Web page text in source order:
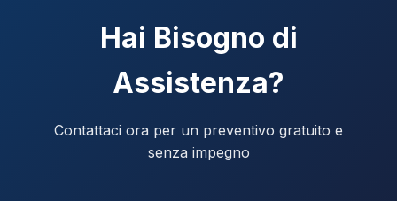
Hai Bisogno di
Assistenza?
Contattaci ora per un preventivo gratuito e
senza impegno